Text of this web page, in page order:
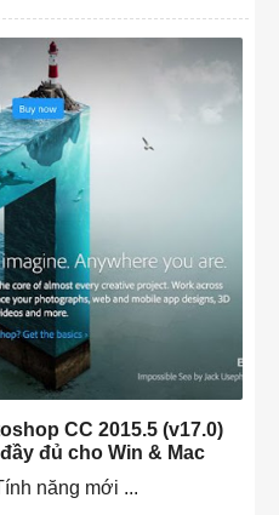
CC 2015.5 (v17.0)
đủ cho Win & Mac
năng mới ...